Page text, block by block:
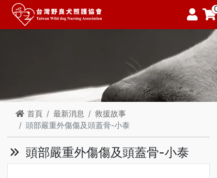
首頁 最新消息
救援故事
頭部嚴重外傷傷及頭蓋骨-小泰
頭部嚴重外傷傷及頭蓋骨-小泰